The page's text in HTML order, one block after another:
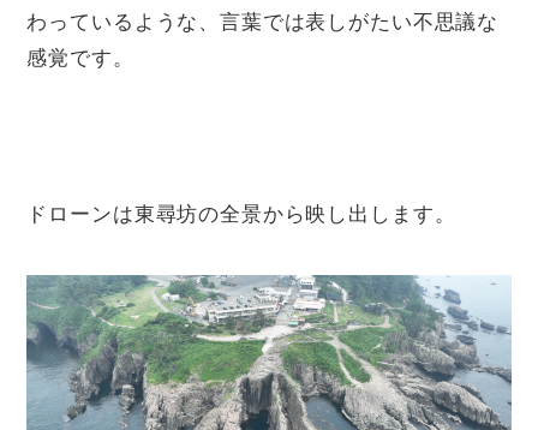
わっているような、言葉では表しがたい不思議な
感覚です。
ドローンは東尋坊の全景から映し出します。